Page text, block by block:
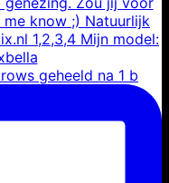
geheeld na 1 b